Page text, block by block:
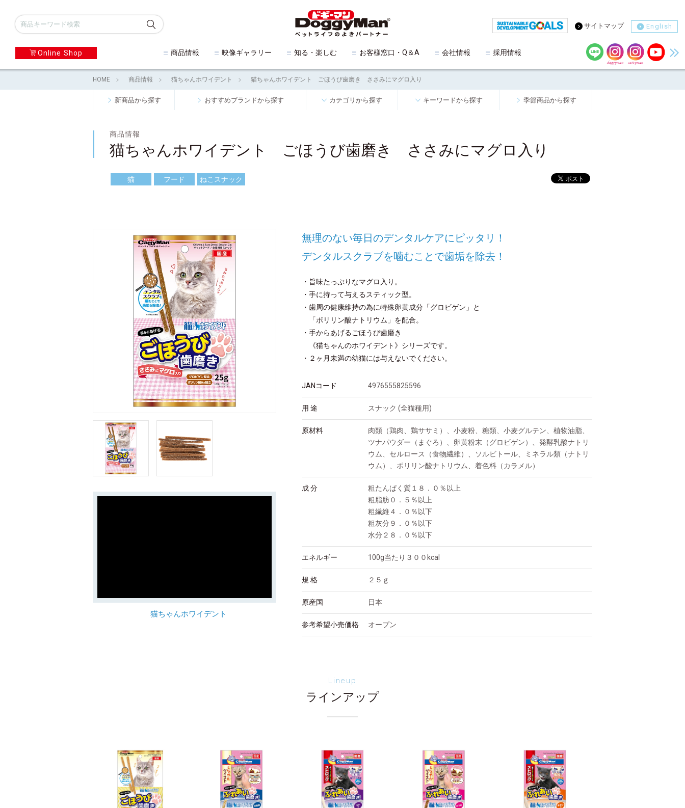
Online Shop 商品情報 映像ギャラリー 知る・楽しむ お客様窓口・Q＆A 会社情報 採用情報
サイトマップ English
HOME 商品情報 猫ちゃんホワイデント 猫ちゃんホワイデント ごほうび歯磨き ささみにマグロ入り
新商品から探す おすすめブランドから探す カテゴリから探す キーワードから探す 季節商品から探す
商品情報
猫ちゃんホワイデント ごほうび歯磨き ささみにマグロ入り
猫 フード ねこスナック
猫ちゃんホワイデント
無理のない毎日のデンタルケアにピッタリ！
デンタルスクラブを噛むことで歯垢を除去！
・旨味たっぷりなマグロ入り。
・手に持って与えるスティック型。
・歯周の健康維持の為に特殊卵黄成分「グロビゲン」と
「ポリリン酸ナトリウム」を配合。
・手からあげるごほうび歯磨き
《猫ちゃんのホワイデント》シリーズです。
・２ヶ月未満の幼猫には与えないでください。
JANコード 4976555825596
用 途 スナック (全猫種用)
原材料
肉類（鶏肉、鶏ササミ）、小麦粉、糖類、小麦グルテン、植物油脂、
ツナパウダー（まぐろ）、卵黄粉末（グロビゲン）、発酵乳酸ナトリ
ウム、セルロース（食物繊維）、ソルビトール、ミネラル類（ナトリ
ウム）、ポリリン酸ナトリウム、着色料（カラメル）
成 分
粗たんぱく質１８．０％以上
粗脂肪０．５％以上
粗繊維４．０％以下
粗灰分９．０％以下
水分２８．０％以下
エネルギー 100g当たり３００kcal
規 格 ２５ｇ
原産国 日本
参考希望小売価格 オープン
Lineup
ラインアップ